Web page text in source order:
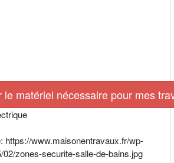
le matériel nécessaire pour mes
https://www.maisonentravaux.fr/wp-
02/zones-securite-salle-de-bains.jpg